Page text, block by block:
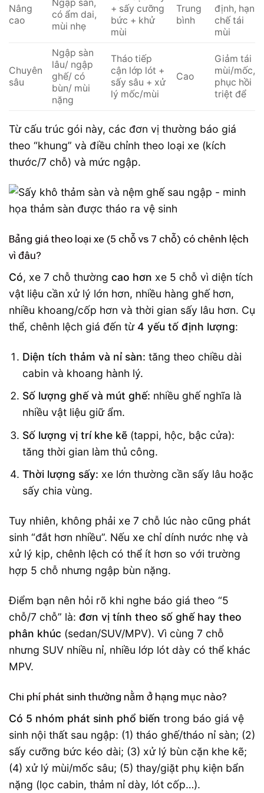
Nâng
cao
Ngập sàn,
có ẩm dai,
mùi nhẹ
+ sấy cưỡng
bức + khử
mùi
Trung
bình
định, hạn
chế tái
mùi
Chuyên
sâu
Ngập sàn
lâu/ ngập
ghế/ có
bùn/ mùi
nặng
Tháo tiếp
cận lớp lót +
sấy sâu + xử
lý mốc/mùi
Cao
Giảm tái
mùi/mốc,
phục hồi
triệt để
Từ cấu trúc gói này, các đơn vị thường báo giá
theo “khung” và điều chỉnh theo loại xe (kích
thước/7 chỗ) và mức ngập.
Bảng giá theo loại xe (5 chỗ vs 7 chỗ) có chênh lệch
vì đâu?
Có, xe 7 chỗ thường cao hơn xe 5 chỗ vì diện tích
vật liệu cần xử lý lớn hơn, nhiều hàng ghế hơn,
nhiều khoang/cốp hơn và thời gian sấy lâu hơn. Cụ
thể, chênh lệch giá đến từ 4 yếu tố định lượng:
Diện tích thảm và nỉ sàn: tăng theo chiều dài
cabin và khoang hành lý.
Số lượng ghế và mút ghế: nhiều ghế nghĩa là
nhiều vật liệu giữ ẩm.
Số lượng vị trí khe kẽ(tappi, hộc, bậc cửa):
tăng thời gian làm thủ công.
Thời lượng sấy: xe lớn thường cần sấy lâu hoặc
sấy chia vùng.
Tuy nhiên, không phải xe 7 chỗ lúc nào cũng phát
sinh “đắt hơn nhiều”. Nếu xe chỉ dính nước nhẹ và
xử lý kịp, chênh lệch có thể ít hơn so với trường
hợp 5 chỗ nhưng ngập bùn nặng.
Điểm bạn nên hỏi rõ khi nghe báo giá theo “5
chỗ/7 chỗ” là: đơn vị tính theo số ghế hay theo
phân khúc (sedan/SUV/MPV). Vì cùng 7 chỗ
nhưng SUV nhiều nỉ, nhiều lớp lót dày có thể khác
MPV.
Chi phí phát sinh thường nằm ở hạng mục nào?
Có 5 nhóm phát sinh phổ biến trong báo giá vệ
sinh nội thất sau ngập: (1) tháo ghế/tháo nỉ sàn; (2)
sấy cưỡng bức kéo dài; (3) xử lý bùn cặn khe kẽ;
(4) xử lý mùi/mốc sâu; (5) thay/giặt phụ kiện bẩn
nặng (lọc cabin, thảm nỉ dày, lót cốp…).